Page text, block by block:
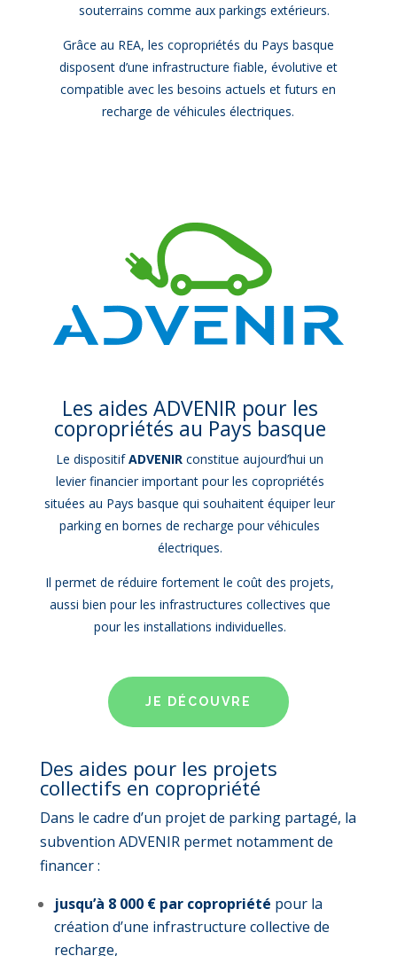
souterrains comme aux parkings extérieurs.
Grâce au REA, les copropriétés du Pays basque
disposent d’une infrastructure fiable, évolutive et
compatible avec les besoins actuels et futurs en
recharge de véhicules électriques.
Les aides ADVENIR pour les
copropriétés au Pays basque
Le dispositifADVENIR constitue aujourd’hui un
levier financier important pour les copropriétés
situées au Pays basque qui souhaitent équiper leur
parking en bornes de recharge pour véhicules
électriques.
Il permet de réduire fortement le coût des projets,
aussi bien pour les infrastructures collectives que
pour les installations individuelles.
JE DÉCOUVRE
Des aides pour les projets
collectifs en copropriété
Dans le cadre d’un projet de parking partagé, la
subvention ADVENIR permet notamment de
financer :
jusqu’à 8 000 € par copropriété pour la
création d’une infrastructure collective de
recharge,